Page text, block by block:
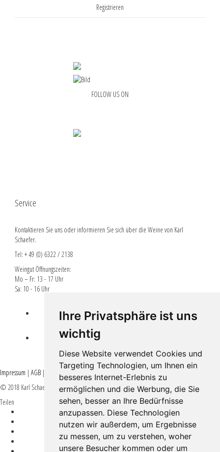
Ihre Privatsphäre ist uns
wichtig
Diese Website verwendet Cookies und
Targeting Technologien, um Ihnen ein
besseres Internet-Erlebnis zu
ermöglichen und die Werbung, die Sie
sehen, besser an Ihre Bedürfnisse
anzupassen. Diese Technologien
nutzen wir außerdem, um Ergebnisse
zu messen, um zu verstehen, woher
unsere Besucher kommen oder um
FOLLOW US ON
Service
Kontaktieren Sie uns oder informieren Sie sich über die Weine von Karl
Schaefer.
Tel: + 49 (0) 6322 / 2138
Weingut Öffnungszeiten:
Mo – Fr: 13 - 17 Uhr
Sa: 10 - 16 Uhr
Lieferbedingungen
EPLR EULLE FÖRDERUNG
Impressum | AGB |
Datenschutz
© 2018 Karl Schaefer - All rights reserved -#weinkrake
Teilen